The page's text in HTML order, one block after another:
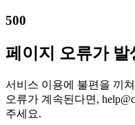
500
페이지 오류가 발
서비스 이용에 불편을 끼
오류가 계속된다면,
주세요.